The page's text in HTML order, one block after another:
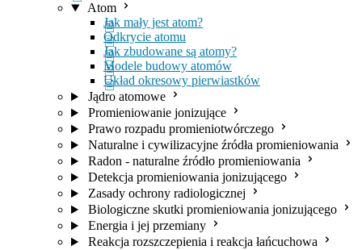
Atom
Jak mały jest atom?
Odkrycie atomu
Jak zbudowane są atomy?
Modele budowy atomów
Układ okresowy pierwiastków
Jądro atomowe
Promieniowanie jonizujące
Prawo rozpadu promieniotwórczego
Naturalne i cywilizacyjne źródła promieniowania
Radon - naturalne źródło promieniowania
Detekcja promieniowania jonizującego
Zasady ochrony radiologicznej
Biologiczne skutki promieniowania jonizującego
Energia i jej przemiany
Reakcja rozszczepienia i reakcja łańcuchowa